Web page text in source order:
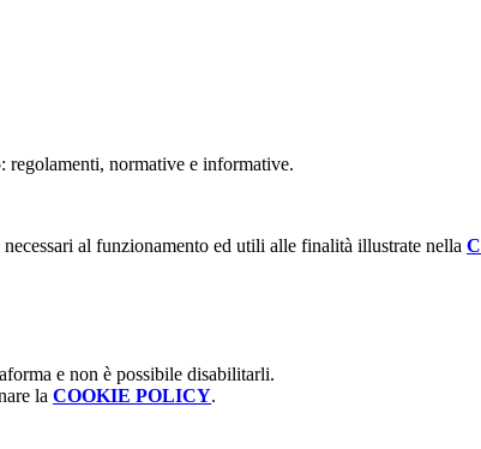
regolamenti, normative e informative.
al funzionamento ed utili alle finalità illustrate nella
e non è possibile disabilitarli.
la COOKIE POLICY.